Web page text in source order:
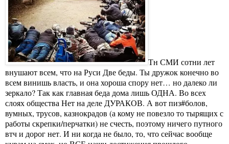
Тн СМИ сотни лет
внушают всем, что на Руси Две беды. Ты дружок конечно во
всем винишь власть, и она хороша спору нет… но далеко ли
зеркало? Так как главная беда дома лишь ОДНА. Во всех
слоях общества Нет на деле ДУРАКОВ. А вот пиз#болов,
вумных, трусов, казнокрадов (а кому не повезло то тырящих с
работы скрепки/перчатки) не счесть, поэтому ничего путного
втч и дорог нет. И ни когда не было, то, что сейчас вообще